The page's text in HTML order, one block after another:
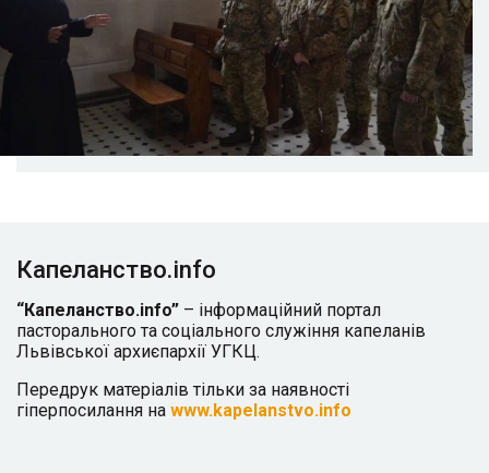
Капеланство.info
“Капеланство.info” – інформаційний портал
пасторального та соціального служіння капеланів
Львівської архиєпархії УГКЦ.
Передрук матеріалів тільки за наявності
гіперпосилання на www.kapelanstvo.info